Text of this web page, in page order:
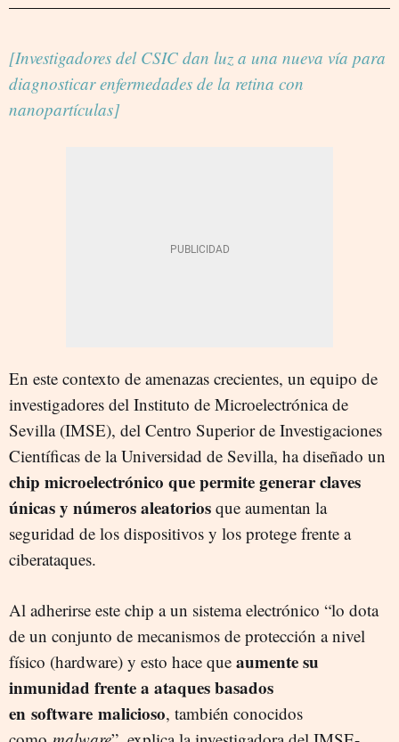
[Investigadores del CSIC dan luz a una nueva vía para
diagnosticar enfermedades de la retina con
nanopartículas]
En este contexto de amenazas crecientes, un equipo de
investigadores del Instituto de Microelectrónica de
Sevilla (IMSE), del Centro Superior de Investigaciones
Científicas de la Universidad de Sevilla, ha diseñado un
chip microelectrónico que permite generar claves
únicas y números aleatorios que aumentan la
seguridad de los dispositivos y los protege frente a
ciberataques.
Al adherirse este chip a un sistema electrónico “lo dota
de un conjunto de mecanismos de protección a nivel
físico (hardware) y esto hace que aumente su
inmunidad frente a ataques basados
en software malicioso, también conocidos